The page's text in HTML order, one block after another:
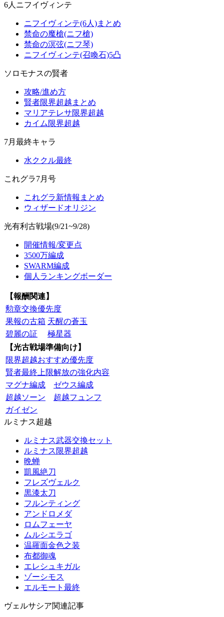
6人ニフイヴィンテ
ニフイヴィンテ(6人)まとめ
禁命の魔槍(ニフ槍)
禁命の溟弦(ニフ琴)
ニフイヴィンテ(召喚石)5凸
ソロモナスの賢者
攻略/進め方
賢者限界超越まとめ
マリアテレサ限界超越
カイム限界超越
7月最終キャラ
水ククル最終
これグラ7月号
これグラ新情報まとめ
ウィザードオリジン
光有利古戦場(9/21~9/28)
開催情報/変更点
3500万編成
SWARM編成
個人ランキングボーダー
【報酬関連】
勲章交換優先度
果報の古箱 天醒の蒼玉
碧麗の証
極星器
【光古戦場準備向け】
限界超越おすすめ優先度
賢者最終上限解放の強化内容
マグナ編成
ゼウス編成
超越ソーン
超越フュンフ
ガイゼン
ルミナス超越
ルミナス武器交換セット
ルミナス限界超越
晩蝉
凱風絶刀
フレズヴェルク
黒漆太刀
フルンティング
アンドロメダ
ロムフェーヤ
ムルシエラゴ
温羅面金色之装
布都御魂
エレシュキガル
ゾーシモス
エルモート最終
ヴェルサシア関連記事